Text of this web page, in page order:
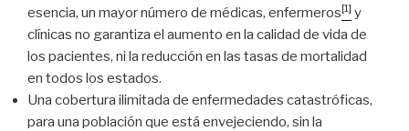
esencia, un mayor número de médicas, enfermeros[1] y
clínicas no garantiza el aumento en la calidad de vida de
los pacientes, ni la reducción en las tasas de mortalidad
en todos los estados.
Una cobertura ilimitada de enfermedades catastróficas,
para una población que está envejeciendo, sin la